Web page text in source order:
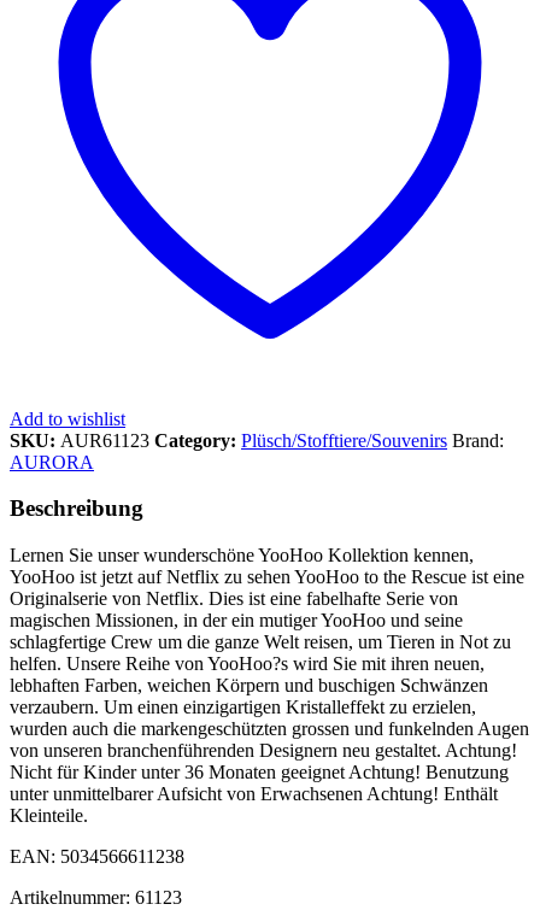
Add to wishlist
SKU: AUR61123 Category: Plüsch/Stofftiere/Souvenirs Brand:
AURORA
Beschreibung
Lernen Sie unser wunderschöne YooHoo Kollektion kennen,
YooHoo ist jetzt auf Netflix zu sehen YooHoo to the Rescue ist eine
Originalserie von Netflix. Dies ist eine fabelhafte Serie von
magischen Missionen, in der ein mutiger YooHoo und seine
schlagfertige Crew um die ganze Welt reisen, um Tieren in Not zu
helfen. Unsere Reihe von YooHoo?s wird Sie mit ihren neuen,
lebhaften Farben, weichen Körpern und buschigen Schwänzen
verzaubern. Um einen einzigartigen Kristalleffekt zu erzielen,
wurden auch die markengeschützten grossen und funkelnden Augen
von unseren branchenführenden Designern neu gestaltet. Achtung!
Nicht für Kinder unter 36 Monaten geeignet Achtung! Benutzung
unter unmittelbarer Aufsicht von Erwachsenen Achtung! Enthält
Kleinteile.
EAN: 5034566611238
Artikelnummer: 61123